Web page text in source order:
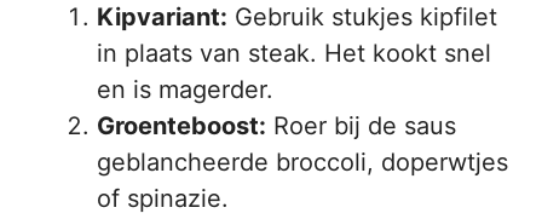
Kipvariant: Gebruik stukjes kipfilet
in plaats van steak. Het kookt snel
en is magerder.
Groenteboost: Roer bij de saus
geblancheerde broccoli, doperwtjes
of spinazie.